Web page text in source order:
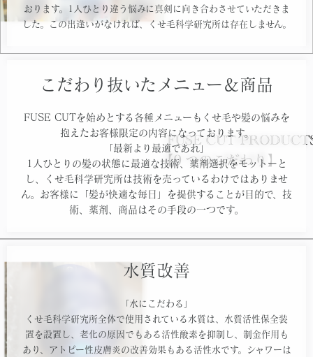
おります。1人ひとり違う悩みに真剣に向き合わさせていただきま
した。この出逢いがなければ、くせ毛科学研究所は存在しません。
こだわり抜いたメニュー＆商品
FUSE CUTを始めとする各種メニューもくせ毛や髪の悩みを
抱えたお客様限定の内容になっております。
「最新より最適であれ」
1人ひとりの髪の状態に最適な技術、薬剤選択をモットーと
し、くせ毛科学研究所は技術を売っているわけではありませ
ん。お客様に「髪が快適な毎日」を提供することが目的で、技
術、薬剤、商品はその手段の一つです。
水質改善
「水にこだわる」
くせ毛科学研究所全体で使用されている水質は、水質活性保全装
置を設置し、老化の原因でもある活性酸素を抑制し、制金作用も
あり、アトピー性皮膚炎の改善効果もある活性水です。シャワーは